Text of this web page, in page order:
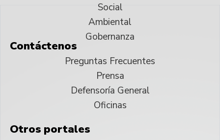
Social
Ambiental
Gobernanza
Contáctenos
Preguntas Frecuentes
Prensa
Defensoría General
Oficinas
Otros portales